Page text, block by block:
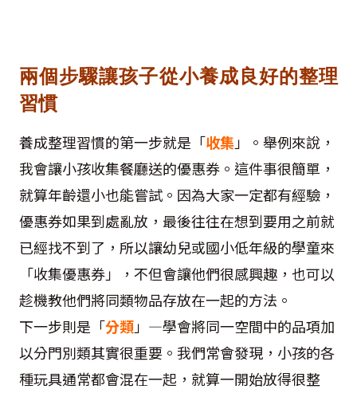
兩個步驟讓孩子從小養成良好的整理
習慣
養成整理習慣的第一步就是「收集」。舉例來說，
我會讓小孩收集餐廳送的優惠券。這件事很簡單，
就算年齡還小也能嘗試。因為大家一定都有經驗，
優惠券如果到處亂放，最後往往在想到要用之前就
已經找不到了，所以讓幼兒或國小低年級的學童來
「收集優惠券」，不但會讓他們很感興趣，也可以
趁機教他們將同類物品存放在一起的方法。
下一步則是「分類」—學會將同一空間中的品項加
以分門別類其實很重要。我們常會發現，小孩的各
種玩具通常都會混在一起，就算一開始放得很整